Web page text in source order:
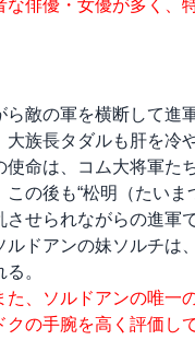
俳優・女優が多く、
敵の軍を横断して進
族長タダルも肝を冷
命は、コム大将軍た
の後も“松明（たいま
せられながらの進軍
ドアンの妹ソルチは
。
、ソルドアンの唯一
の手腕を高く評価し